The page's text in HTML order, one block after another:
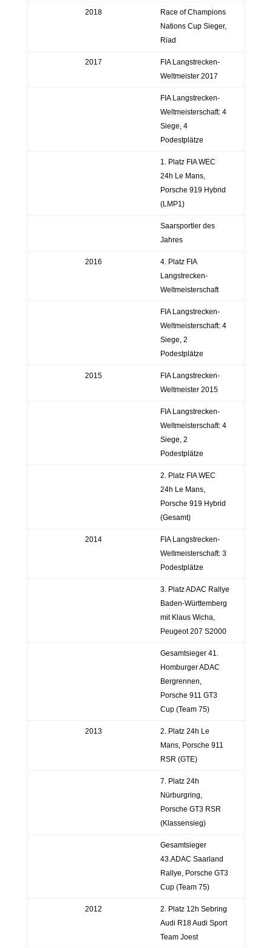
2018
Race of Champions
Nations Cup Sieger,
Riad
2017
FIA Langstrecken-
Weltmeister 2017
FIA Langstrecken-
Weltmeisterschaft: 4
Siege, 4
Podestplätze
1. Platz FIA WEC
24h Le Mans,
Porsche 919 Hybrid
(LMP1)
Saarsportler des
Jahres
2016
4. Platz FIA
Langstrecken-
Weltmeisterschaft
FIA Langstrecken-
Weltmeisterschaft: 4
Siege, 2
Podestplätze
2015
FIA Langstrecken-
Weltmeister 2015
FIA Langstrecken-
Weltmeisterschaft: 4
Siege, 2
Podestplätze
2. Platz FIA WEC
24h Le Mans,
Porsche 919 Hybrid
(Gesamt)
2014
FIA Langstrecken-
Weltmeisterschaft: 3
Podestplätze
3. Platz ADAC Rallye
Baden-Württemberg
mit Klaus Wicha,
Peugeot 207 S2000
Gesamtsieger 41.
Homburger ADAC
Bergrennen,
Porsche 911 GT3
Cup (Team 75)
2013
2. Platz 24h Le
Mans, Porsche 911
RSR (GTE)
7. Platz 24h
Nürburgring,
Porsche GT3 RSR
(Klassensieg)
Gesamtsieger
43.ADAC Saarland
Rallye, Porsche GT3
Cup (Team 75)
2012
2. Platz 12h Sebring
Audi R18 Audi Sport
Team Joest